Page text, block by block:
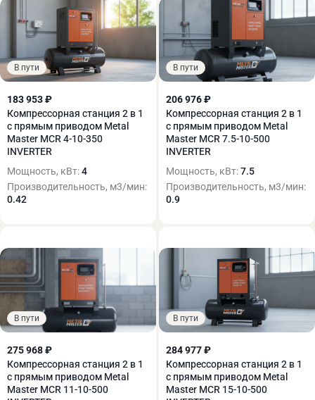
В пути
183 953 ₽
Компрессорная станция 2 в 1
с прямым приводом Metal
Master MCR 4-10-350
INVERTER
Мощность, кВт:4
Производительность, м3/мин:
0.42
В пути
206 976 ₽
Компрессорная станция 2 в 1
с прямым приводом Metal
Master MCR 7.5-10-500
INVERTER
Мощность, кВт:7.5
Производительность, м3/мин:
0.9
В пути
275 968 ₽
Компрессорная станция 2 в 1
с прямым приводом Metal
Master MCR 11-10-500
В пути
284 977 ₽
Компрессорная станция 2 в 1
с прямым приводом Metal
Master MCR 15-10-500